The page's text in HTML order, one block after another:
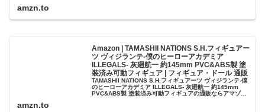
amzn.to
Amazon | TAMASHII NATIONS S.H.フィギュアー
ツ ヴィジランテ-僕のヒーローアカデミア
ILLEGALS- 灰廻航一 約145mm PVC&ABS製 塗
装済み可動フィギュア | フィギュア・ドール 通販
TAMASHII NATIONS S.H.フィギュアーツ ヴィジランテ-僕
のヒーローアカデミア ILLEGALS- 灰廻航一 約145mm
PVC&ABS製 塗装済み可動フィギュアの通販ならアマゾ
amzn.to